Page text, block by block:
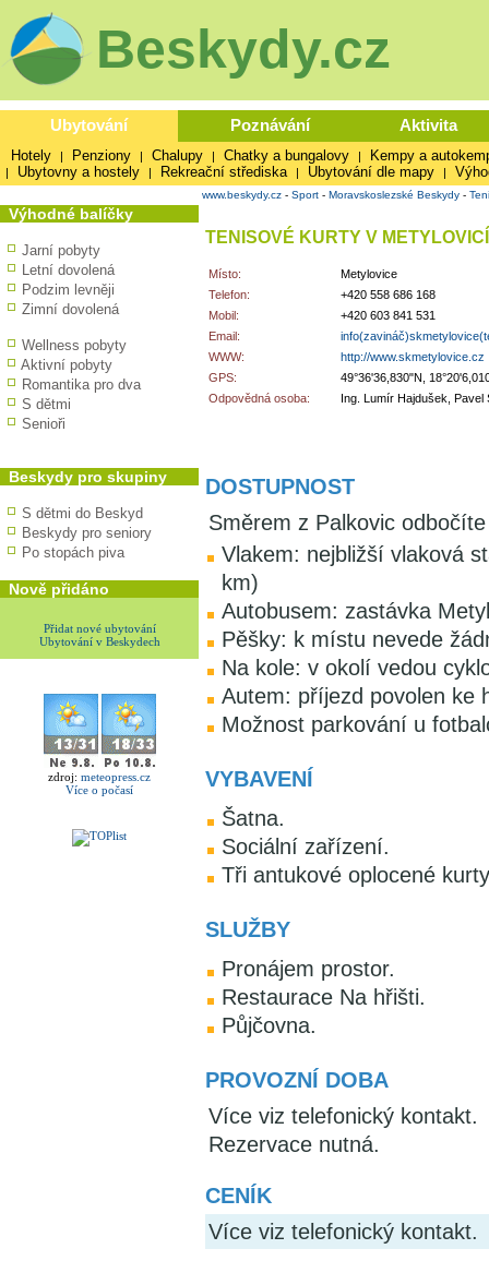
Beskydy.cz
Ubytování Poznávání Aktivita
Hotely | Penziony | Chalupy | Chatky a bungalovy | Kempy a
| Ubytovny a hostely | Rekreační střediska | Ubytování dle mapy |
Výhodné balíčky
Jarní pobyty
Letní dovolená
Podzim levněji
Zimní dovolená
Wellness pobyty
Aktivní pobyty
Romantika pro dva
S dětmi
Senioři
Beskydy pro skupiny
S dětmi do Beskyd
Beskydy pro seniory
Po stopách piva
Nově přidáno
Přidat nové ubytování
Ubytování v Beskydech
zdroj: meteopress.cz
Více o počasí
www.beskydy.cz - Sport - Moravskoslezské Beskydy -
TENISOVÉ KURTY V
Místo:
Metylovice
Telefon:
+420 558 686 168
Mobil:
+420 603 841 531
Email:
WWW:
http://www.skmetylovice.cz
GPS:
49°36'36,830"N,
Odpovědná osoba:
Ing. Lumír Hajdušek, Pavel
DOSTUPNOST
Směrem z Palkovic
Vlakem: nejbližší vlaková
km)
Autobusem: zastávka
Pěšky: k místu nevede
Na kole: v okolí vedou
Autem: příjezd povolen ke
Možnost parkování u
VYBAVENÍ
Šatna.
Sociální zařízení.
Tři antukové oplocené
SLUŽBY
Pronájem prostor.
Restaurace Na hřišti.
Půjčovna.
PROVOZNÍ DOBA
Více viz telefonický kontakt.
Rezervace nutná.
CENÍK
Více viz telefonický kontakt.